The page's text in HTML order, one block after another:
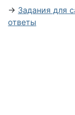
→ Задания для
ответы